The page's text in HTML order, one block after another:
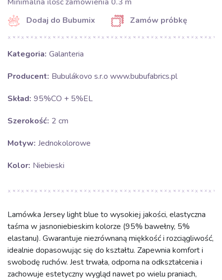
Dodaj do Bubumix
Zamów próbkę
Kategoria: Galanteria
Producent: Bubulákovo s.r.o www.bubufabrics.pl
Skład: 95%CO + 5%EL
Szerokość: 2 cm
Motyw: Jednokolorowe
Kolor: Niebieski
Lamówka Jersey light blue to wysokiej jakości, elastyczna
taśma w jasnoniebieskim kolorze (95% bawełny, 5%
elastanu). Gwarantuje niezrównaną miękkość i rozciągliwość,
idealnie dopasowując się do kształtu. Zapewnia komfort i
swobodę ruchów. Jest trwała, odporna na odkształcenia i
zachowuje estetyczny wygląd nawet po wielu praniach,